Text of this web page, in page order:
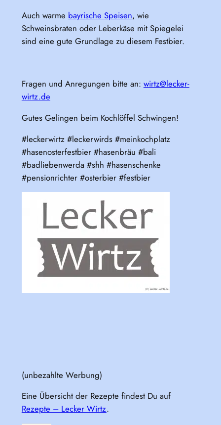
Auch warme bayrische Speisen, wie
Schweinsbraten oder Leberkäse mit Spiegelei
sind eine gute Grundlage zu diesem Festbier.
Fragen und Anregungen bitte an: wirtz@lecker-
wirtz.de
Gutes Gelingen beim Kochlöffel Schwingen!
#leckerwirtz #leckerwirds #meinkochplatz
#hasenosterfestbier #hasenbräu #bali
#badliebenwerda #shh #hasenschenke
#pensionrichter #osterbier #festbier
(unbezahlte Werbung)
Eine Übersicht der Rezepte findest Du auf
Rezepte – Lecker Wirtz.